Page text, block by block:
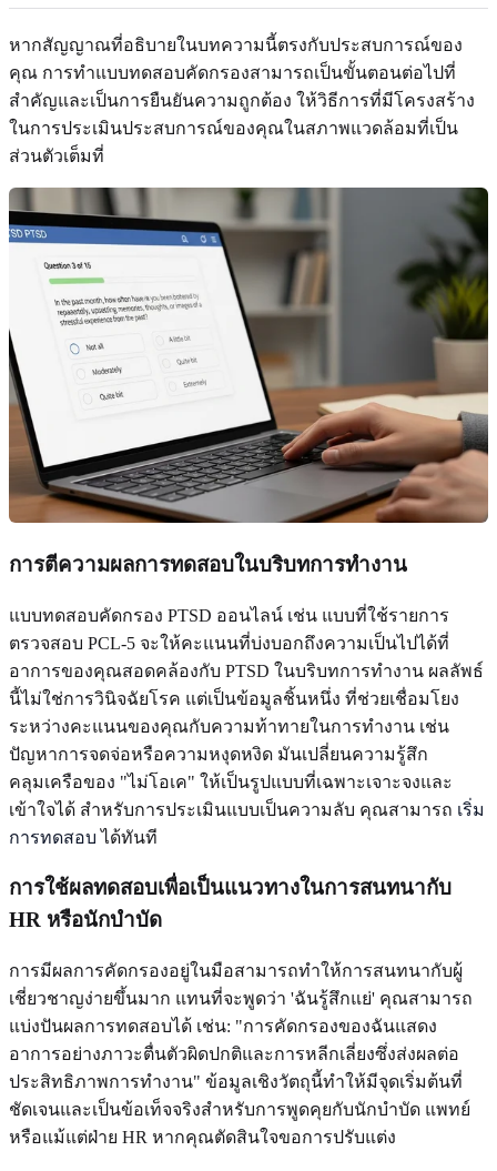
หากสัญญาณที่อธิบายในบทความนี้ตรงกับประสบการณ์ของ
คุณ การทำแบบทดสอบคัดกรองสามารถเป็นขั้นตอนต่อไปที่
สำคัญและเป็นการยืนยันความถูกต้อง ให้วิธีการที่มีโครงสร้าง
ในการประเมินประสบการณ์ของคุณในสภาพแวดล้อมที่เป็น
ส่วนตัวเต็มที่
การตีความผลการทดสอบในบริบทการทำงาน
แบบทดสอบคัดกรอง PTSD ออนไลน์ เช่น แบบที่ใช้รายการ
ตรวจสอบ PCL-5 จะให้คะแนนที่บ่งบอกถึงความเป็นไปได้ที่
อาการของคุณสอดคล้องกับ PTSD ในบริบทการทำงาน ผลลัพธ์
นี้ไม่ใช่การวินิจฉัยโรค แต่เป็นข้อมูลชิ้นหนึ่ง ที่ช่วยเชื่อมโยง
ระหว่างคะแนนของคุณกับความท้าทายในการทำงาน เช่น
ปัญหาการจดจ่อหรือความหงุดหงิด มันเปลี่ยนความรู้สึก
คลุมเครือของ "ไม่โอเค" ให้เป็นรูปแบบที่เฉพาะเจาะจงและ
เข้าใจได้ สำหรับการประเมินแบบเป็นความลับ คุณสามารถ เริ่ม
การทดสอบ ได้ทันที
การใช้ผลทดสอบเพื่อเป็นแนวทางในการสนทนากับ
HR หรือนักบำบัด
การมีผลการคัดกรองอยู่ในมือสามารถทำให้การสนทนากับผู้
เชี่ยวชาญง่ายขึ้นมาก แทนที่จะพูดว่า 'ฉันรู้สึกแย่' คุณสามารถ
แบ่งปันผลการทดสอบได้ เช่น: "การคัดกรองของฉันแสดง
อาการอย่างภาวะตื่นตัวผิดปกติและการหลีกเลี่ยงซึ่งส่งผลต่อ
ประสิทธิภาพการทำงาน" ข้อมูลเชิงวัตถุนี้ทำให้มีจุดเริ่มต้นที่
ชัดเจนและเป็นข้อเท็จจริงสำหรับการพูดคุยกับนักบำบัด แพทย์
หรือแม้แต่ฝ่าย HR หากคุณตัดสินใจขอการปรับแต่ง